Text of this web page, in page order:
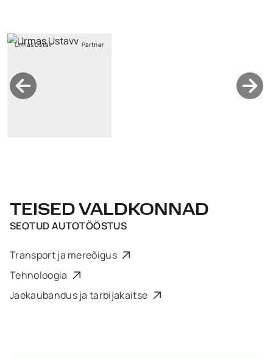
Urmas Ustav Partner
TEISED VALDKONNAD
SEOTUDAUTOTÖÖSTUS
Transport ja mereõigus
Tehnoloogia
Jaekaubandus ja tarbijakaitse